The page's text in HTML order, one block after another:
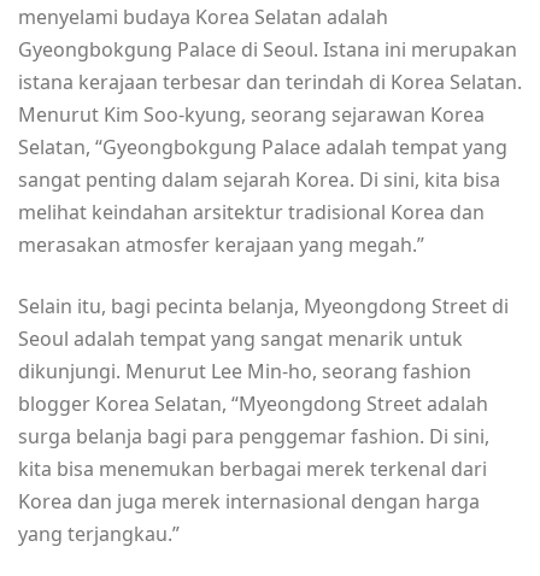
menyelami budaya Korea Selatan adalah
Gyeongbokgung Palace di Seoul. Istana ini merupakan
istana kerajaan terbesar dan terindah di Korea Selatan.
Menurut Kim Soo-kyung, seorang sejarawan Korea
Selatan, “Gyeongbokgung Palace adalah tempat yang
sangat penting dalam sejarah Korea. Di sini, kita bisa
melihat keindahan arsitektur tradisional Korea dan
merasakan atmosfer kerajaan yang megah.”
Selain itu, bagi pecinta belanja, Myeongdong Street di
Seoul adalah tempat yang sangat menarik untuk
dikunjungi. Menurut Lee Min-ho, seorang fashion
blogger Korea Selatan, “Myeongdong Street adalah
surga belanja bagi para penggemar fashion. Di sini,
kita bisa menemukan berbagai merek terkenal dari
Korea dan juga merek internasional dengan harga
yang terjangkau.”